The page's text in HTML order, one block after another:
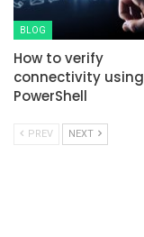
BLOG
How to verify
connectivity using
PowerShell
PREV NEXT